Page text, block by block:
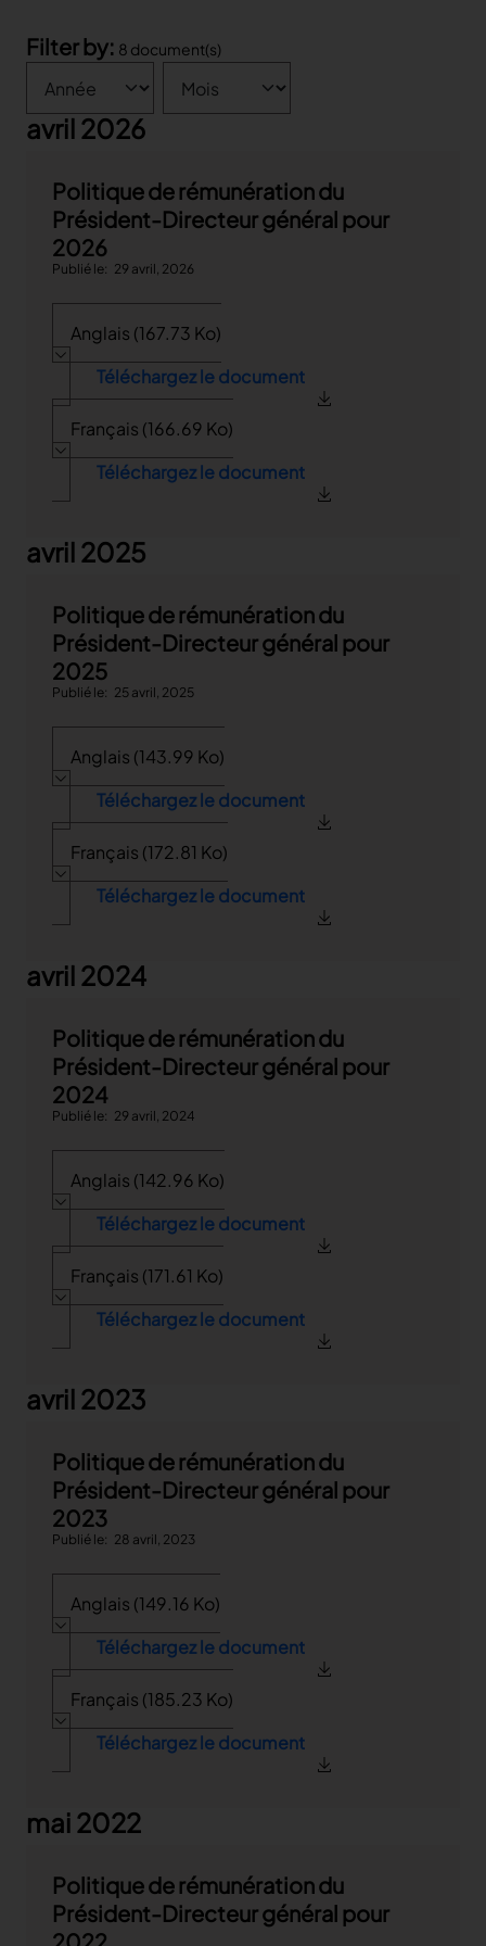
Capital et de droits de vote
Dividende
Information boursière
Calendrier
Rapport annuel
Suivi de valeur
Filter by: 8 document(s)
avril 2026
Politique de rémunération du
Président-Directeur général pour
2026
Publié le 29 avril, 2026
Anglais (167.73 Ko)
Téléchargez le document
Français (166.69 Ko)
Téléchargez le document
avril 2025
Politique de rémunération du
Président-Directeur général pour
2025
Publié le 25 avril, 2025
Anglais (143.99 Ko)
Téléchargez le document
Français (172.81 Ko)
Téléchargez le document
avril 2024
Politique de rémunération du
Président-Directeur général pour
2024
Publié le 29 avril, 2024
Anglais (142.96 Ko)
Téléchargez le document
Français (171.61 Ko)
Téléchargez le document
avril 2023
Politique de rémunération du
Président-Directeur général pour
2023
Publié le 28 avril, 2023
Anglais (149.16 Ko)
Téléchargez le document
Français (185.23 Ko)
Téléchargez le document
mai 2022
Politique de rémunération du
Président-Directeur général pour